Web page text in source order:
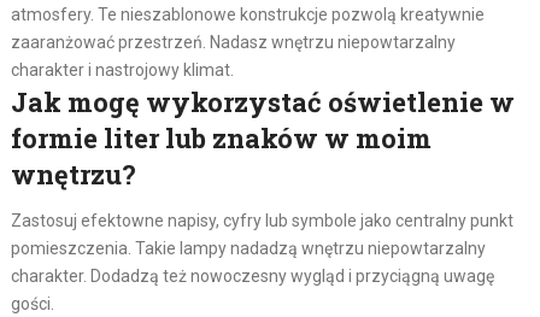
atmosfery. Te nieszablonowe konstrukcje pozwolą kreatywnie
zaaranżować przestrzeń. Nadasz wnętrzu niepowtarzalny
charakter i nastrojowy klimat.
Jak mogę wykorzystać oświetlenie w
formie liter lub znaków w moim
wnętrzu?
Zastosuj efektowne napisy, cyfry lub symbole jako centralny punkt
pomieszczenia. Takie lampy nadadzą wnętrzu niepowtarzalny
charakter. Dodadzą też nowoczesny wygląd i przyciągną uwagę
gości.